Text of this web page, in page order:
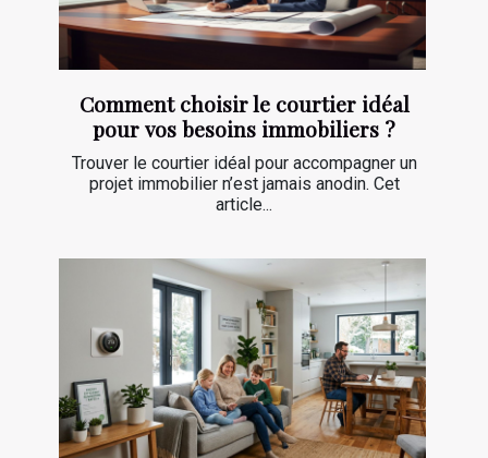
Comment choisir le courtier idéal
pour vos besoins immobiliers ?
Trouver le courtier idéal pour accompagner un
projet immobilier n’est jamais anodin. Cet
article...